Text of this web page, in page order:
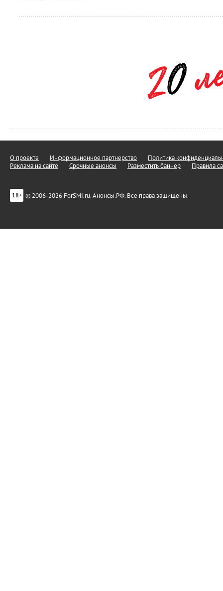
О проекте Информационное партнерство
Политика
Реклама на сайте
Срочные анонсы Разместить баннер Правила
18+ © 2006-2026 ForSMI.ru. Анонсы.РФ. Все права защищены.